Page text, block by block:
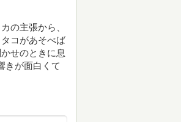
の主張から、
コがあそべば
せのときに息
きが面白くて